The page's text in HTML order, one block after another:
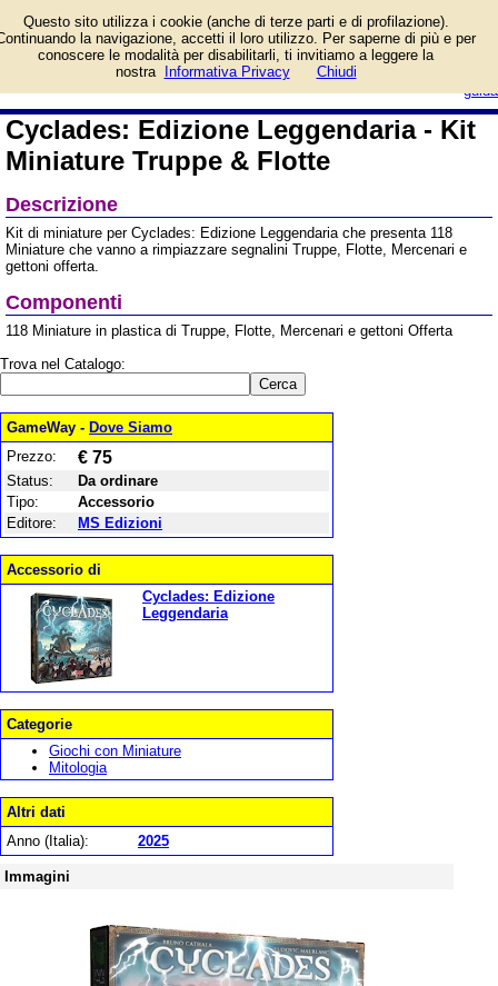
guida
Edizione Leggendaria - Kit
Miniature Truppe & Flotte
e prezzo di vendita. Prodotto da MS
Cyclades: Edizione Leggendaria - Kit
Miniature Truppe & Flotte
Descrizione
Kit di miniature per Cyclades: Edizione Leggendaria che presenta 118
Miniature che vanno a rimpiazzare segnalini Truppe, Flotte, Mercenari e
gettoni offerta.
Componenti
118 Miniature in plastica di Truppe, Flotte, Mercenari e gettoni Offerta
Trova nel Catalogo:
GameWay - Dove Siamo
Prezzo:
€ 75
Status:
Da ordinare
Tipo:
Accessorio
Editore:
MS Edizioni
Accessorio di
Cyclades: Edizione
Leggendaria
Categorie
Giochi con Miniature
Mitologia
Altri dati
Anno (Italia):
2025
Immagini
Questo sito utilizza i cookie (anche di terze parti e di profilazione).
la navigazione, accetti il loro utilizzo. Per saperne di più e per
conoscere le modalità per disabilitarli, ti invitiamo a leggere la
nostra
Informativa Privacy Chiudi